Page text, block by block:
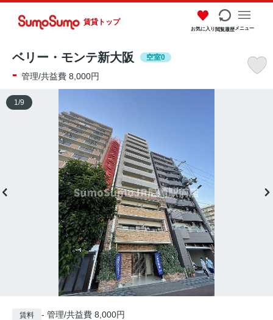
賃貸トップ
お気に入り閲覧履歴メニュー
ベリー・モンテ新大阪 空室0
- 管理/共益費 8,000円
1 /9
賃料 - 管理/共益費 8,000円